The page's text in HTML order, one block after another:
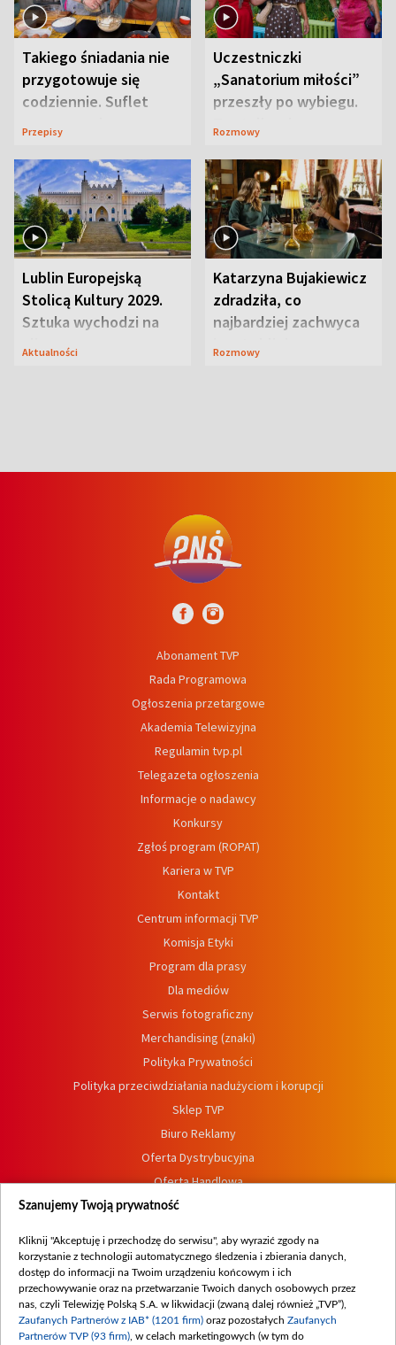
Takiego śniadania nie
przygotowuje się
codziennie. Suflet
serowy zachwyca
Przepisy
Uczestniczki
„Sanatorium miłości”
przeszły po wybiegu.
Te stylizacje
Rozmowy
Lublin Europejską
Stolicą Kultury 2029.
Sztuka wychodzi na
ulice
Aktualności
Katarzyna Bujakiewicz
zdradziła, co
najbardziej zachwyca
ją w Lublinie
Rozmowy
Abonament TVP
Rada Programowa
Ogłoszenia przetargowe
Akademia Telewizyjna
Regulamin tvp.pl
Telegazeta ogłoszenia
Informacje o nadawcy
Konkursy
Zgłoś program (ROPAT)
Kariera w TVP
Kontakt
Centrum informacji TVP
Komisja Etyki
Program dla prasy
Dla mediów
Serwis fotograficzny
Merchandising (znaki)
Polityka Prywatności
Polityka przeciwdziałania nadużyciom i korupcji
Sklep TVP
Biuro Reklamy
Oferta Dystrybucyjna
Oferta Handlowa
Dostępność
Procedura zgłoszeń wewnętrznych
Szanujemy Twoją prywatność
Kliknij "Akceptuję i przechodzę do serwisu", aby wyrazić zgody na
korzystanie z technologii automatycznego śledzenia i zbierania danych,
dostęp do informacji na Twoim urządzeniu końcowym i ich
przechowywanie oraz na przetwarzanie Twoich danych osobowych przez
nas, czyli Telewizję Polską S.A. w likwidacji (zwaną dalej również „TVP”),
Zaufanych Partnerów z IAB* (1201 firm) oraz pozostałych Zaufanych
Partnerów TVP (93 firm) , w celach marketingowych (w tym do